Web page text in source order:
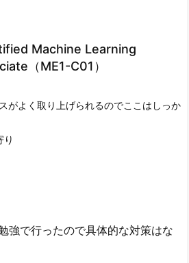
Machine Learning
（ME1-C01）
がよく取り上げられるのでここはしっか
り
強で行ったので具体的な対策はな